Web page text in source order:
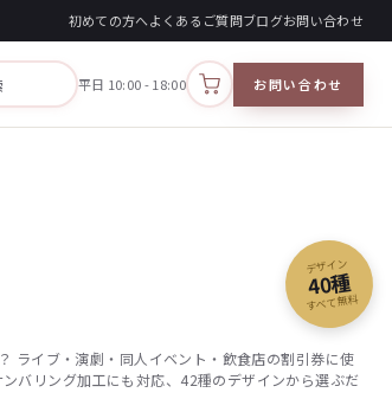
初めての方へよくあるご質問ブログお問い合わせ
平日 10:00 - 18:00
カートを見る
お問い合わせ
デザイン
40種
すべて無料
ライブ・演劇・同人イベント・飲食店の割引券に使
バリング加工にも対応、42種のデザインから選ぶだ